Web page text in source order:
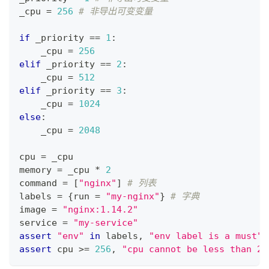
_cpu = 256 # 非导出可变变量
if _priority == 1 :
    _cpu
= 256
elif _priority == 2 :
    _cpu
= 512
elif _priority == 3 :
    _cpu
= 1024
else:
    _cpu
= 2048
cpu = _cpu
memory = _cpu *
2
command = [ "nginx" ]
# 列表
labels = {run = "my-nginx"} # 字典
image =
"nginx:1.14.2"
service =
"my-service"
assert
"env" in labels ,
"env label is a must"
assert cpu >= 256 , "cpu cannot be less than